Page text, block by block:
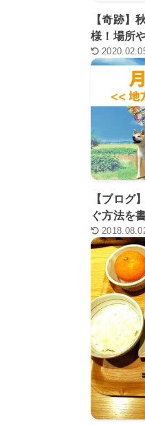
【奇跡】
様！場所
【ブログ
ぐ方法を